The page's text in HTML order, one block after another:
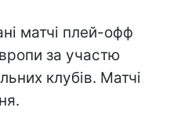
матчі плей-офф
за участю
клубів. Матчі